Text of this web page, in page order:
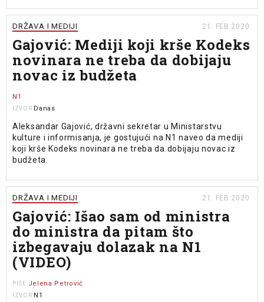
DRŽAVA I MEDIJI 21. FEB 2020.
Gajović: Mediji koji krše Kodeks
novinara ne treba da dobijaju
novac iz budžeta
N1
IZVOR Danas
Aleksandar Gajović, državni sekretar u Ministarstvu
kulture i informisanja, je gostujući na N1 naveo da mediji
koji krše Kodeks novinara ne treba da dobijaju novac iz
budžeta.
DRŽAVA I MEDIJI 21. FEB 2020.
Gajović: Išao sam od ministra
do ministra da pitam što
izbegavaju dolazak na N1
(VIDEO)
PIŠE Jelena Petrović
IZVOR N1